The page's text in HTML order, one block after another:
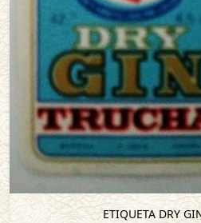
ETIQUETA DRY